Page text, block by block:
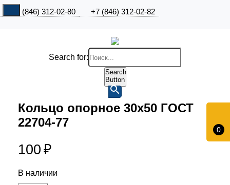
+7 (846) 312-02-80 +7 (846) 312-02-82
0
Search for:
Search
Button
Кольцо опорное 30х50 ГОСТ
22704-77
100 ₽
В наличии